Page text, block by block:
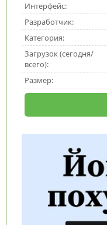
Интерфейс:
Разработчик:
Категория:
Загрузок (сегодня/
всего):
Размер: